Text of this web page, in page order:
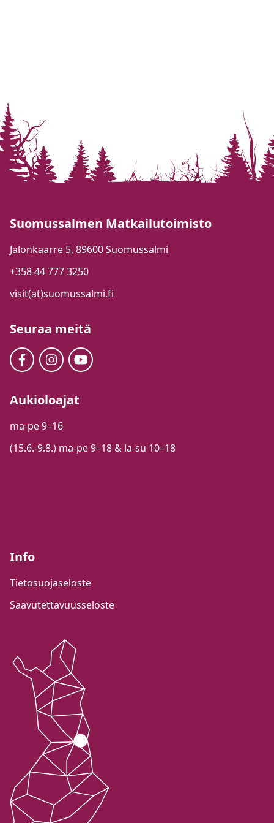
Suomussalmen Matkailutoimisto
Jalonkaarre 5, 89600 Suomussalmi
+358 44 777 3250
visit(at)suomussalmi.fi
Seuraa meitä
Aukioloajat
ma-pe 9–16
(15.6.-9.8.) ma-pe 9–18 & la-su 10–18
Info
Tietosuojaseloste
Saavutettavuusseloste